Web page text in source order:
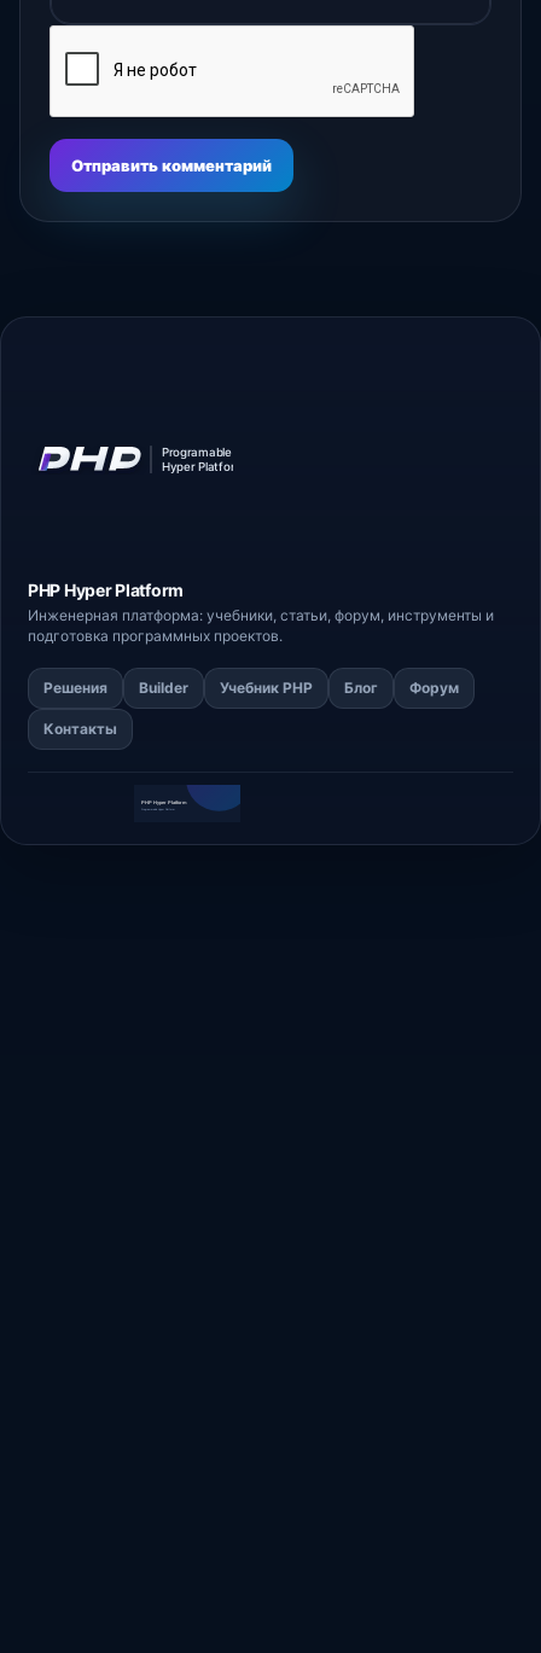
Отправить комментарий
PHP HyperPlatform
Инженерная платформа: учебники, статьи, форум , инструменты и
подготовка программных проектов.
Решения Builder Учебник PHP Блог Форум
Контакты